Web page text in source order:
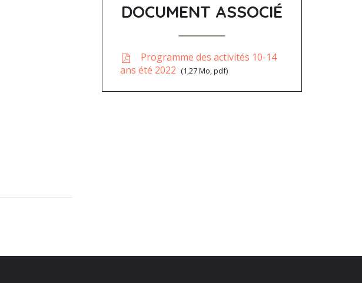
DOCUMENT ASSOCIÉ
Programme des activités 10-14
ans été 2022
1,27Mo, pdf